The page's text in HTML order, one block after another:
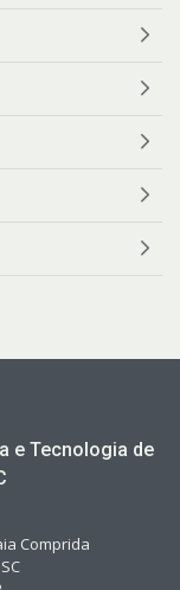
e Tecnologia de
Comprida